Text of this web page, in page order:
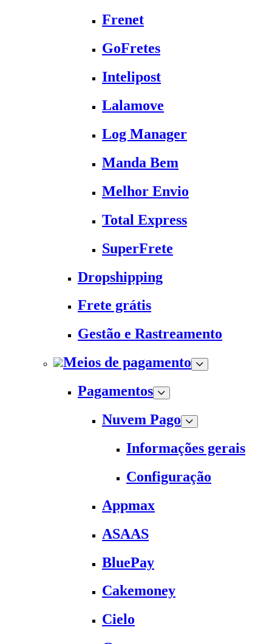
Frenet
GoFretes
Intelipost
Lalamove
Log Manager
Manda Bem
Melhor Envio
Total Express
SuperFrete
Dropshipping
Frete grátis
Gestão e Rastreamento
Meios de pagamento
Pagamentos
Nuvem Pago
Informações gerais
Configuração
Appmax
ASAAS
BluePay
Cakemoney
Cielo